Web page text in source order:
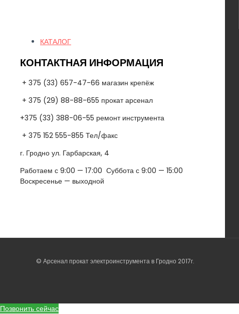
КАТАЛОГ
КОНТАКТНАЯ ИНФОРМАЦИЯ
+ 375 (33) 657-47-66 магазин крепёж
+ 375 (29) 88-88-655 прокат арсенал
+375 (33) 388-06-55 ремонт инструмента
+ 375 152 555-855 Тел/факс
г. Гродно ул. Гарбарская, 4
Работаем с 9:00 — 17:00 Суббота с 9:00 — 15:00
Воскресенье — выходной
© Арсенал прокат электроинструмента в Гродно 2017г.
Позвонить сейчас